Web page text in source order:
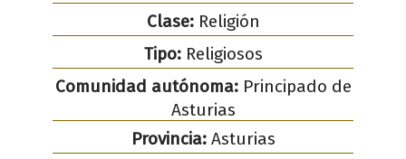
Clase:Religión
Tipo:Religiosos
Comunidad autónoma:Principado de
Asturias
Provincia:Asturias